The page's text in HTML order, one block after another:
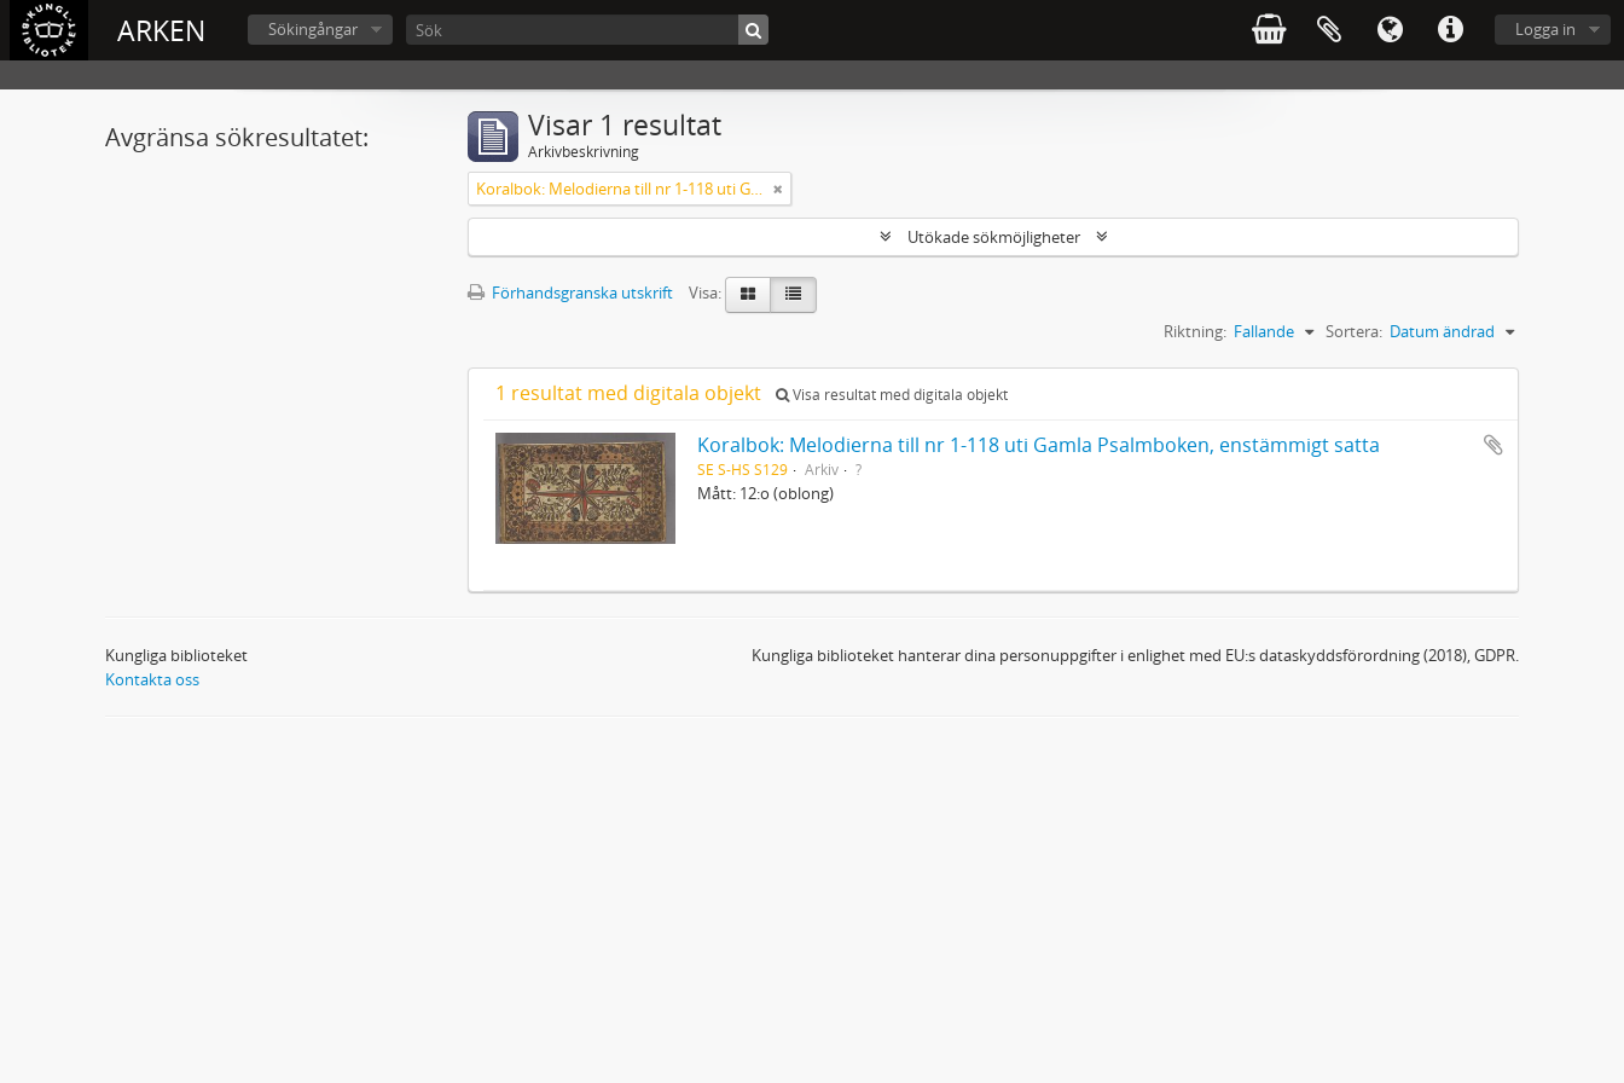
ARKEN Logga in
Sökingångar
Avgränsa sökresultatet: Visar 1 resultat
Arkivbeskrivning
Koralbok: Melodierna till nr 1-118 uti Gamla Psalmboken, enstämmigt satta
Utökade sökmöjligheter
Förhandsgranska utskrift
Visa:
Sortera: Datum ändrad
Riktning: Fallande
1 resultat med digitala objekt Visa resultat med digitala objekt
Koralbok: Melodierna till nr 1-118 uti Gamla Psalmboken, enstämmigt satta
SE S-HS S129 Arkiv ?
Mått: 12:o (oblong)
Kungliga biblioteket
Kontakta oss
Kungliga biblioteket hanterar dina personuppgifter i enlighet med EU:s dataskyddsförordning (2018), GDPR.